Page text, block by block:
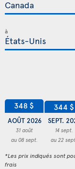
à
348 $
AOÛT 2026
31 août
au 08 sept.
344 $
SEPT.
14 sept.
au 22
*Les prix indiqués sont
frais